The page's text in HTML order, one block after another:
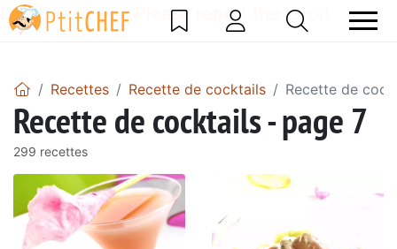
DataBase Error! Please report the error!
Recettes Recette de cocktails Recette de
Recette de cocktails - page 7
299 recettes